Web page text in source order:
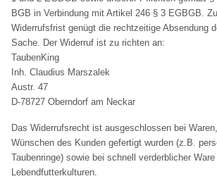
BGB in Verbindung mit Artikel 246 § 3 EGBGB.
Widerrufsfrist genügt die rechtzeitige Absendung
Sache. Der Widerruf ist zu richten an:
TaubenKing
Inh. Claudius Marszalek
Austr. 47
D-78727 Oberndorf am Neckar
Das Widerrufsrecht ist ausgeschlossen bei
Wünschen des Kunden gefertigt wurden (z.B.
Taubenringe) sowie bei schnell verderblicher
Lebendfutterkulturen.